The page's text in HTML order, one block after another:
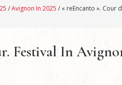
/Avignon In 2025 / « reEncanto ». Cour
Festival In